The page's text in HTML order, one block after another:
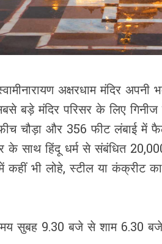
अक्षरधाम मंदिर
बड़े मंदिर परिसर के लिए
चौड़ा और 356 फीट लंबाई में
साथ हिंदू धर्म से संबंधित
भी लोहे, स्टील या कंक्रीट
सुबह 9.30 बजे से शाम 6.30 बजे